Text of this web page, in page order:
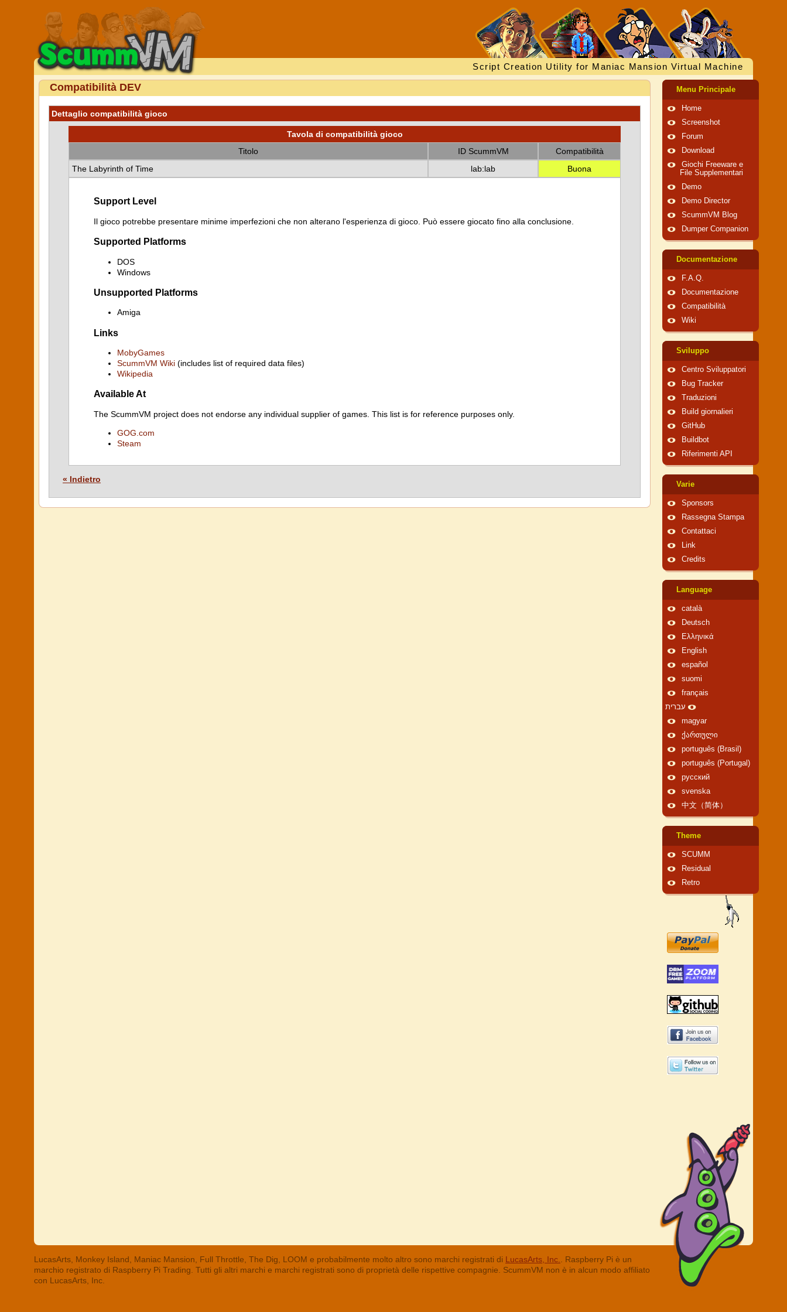
Script Creation Utility for Maniac Mansion Virtual Machine
Compatibilità DEV
Dettaglio compatibilità gioco
Tavola di compatibilità gioco
Titolo
ID ScummVM
Compatibilità
The Labyrinth of Time
lab:lab Buona
Support Level
Il gioco potrebbe presentare minime imperfezioni che non alterano l'esperienza di gioco. Può essere giocato fino alla conclusione.
Supported Platforms
DOS
Windows
Unsupported Platforms
Amiga
Links
MobyGames
ScummVM Wiki (includes list of required data files)
Wikipedia
Available At
The ScummVM project does not endorse any individual supplier of games. This list is for reference purposes only.
GOG.com
Steam
« Indietro
Menu Principale
Home
Screenshot
Forum
Download
Giochi Freeware e
File Supplementari
Demo
Demo Director
ScummVM Blog
Dumper Companion
Documentazione
F.A.Q.
Documentazione
Compatibilità
Wiki
Sviluppo
Centro Sviluppatori
Bug Tracker
Traduzioni
Build giornalieri
GitHub
Buildbot
Riferimenti API
Varie
Sponsors
Rassegna Stampa
Contattaci
Link
Credits
Language
català
Deutsch
Ελληνικά
English
español
suomi
français
עברית
magyar
ქართული
português (Brasil)
português (Portugal)
русский
svenska
中文（简体）
Theme
SCUMM
Residual
Retro
LucasArts, Monkey Island, Maniac Mansion, Full Throttle, The Dig, LOOM e probabilmente molto altro sono marchi registrati di LucasArts, Inc.
. Raspberry Pi è un
marchio registrato di Raspberry Pi Trading. Tutti gli altri marchi e marchi registrati sono di proprietà delle rispettive compagnie. ScummVM non è in alcun modo affiliato
con LucasArts, Inc.